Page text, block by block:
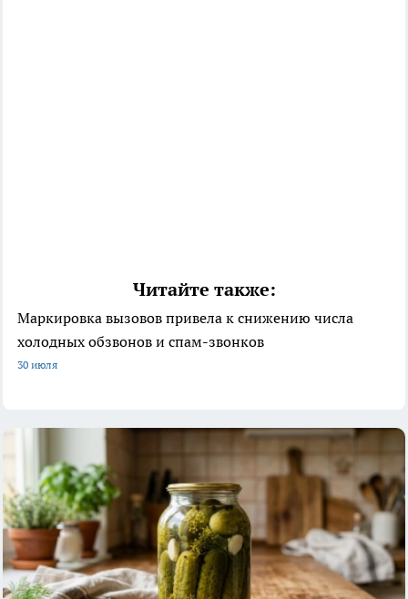
Читайте также:
Маркировка вызовов привела к снижению числа
холодных обзвонов и спам-звонков
30 июля